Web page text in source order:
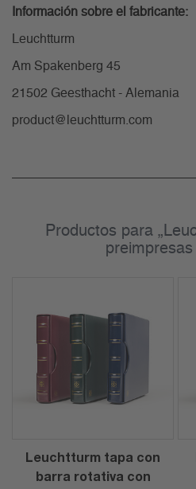
Información sobre el fabricante:
Leuchtturm
Am Spakenberg 45
21502 Geesthacht - Alemania
product@leuchtturm.com
Productos para
preimpresas
Leuchtturm tapa con
barra rotativa con